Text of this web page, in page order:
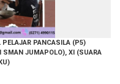
PELAJAR PANCASILA (P5)
SMAN JUMAPOLO), XI (SUARA